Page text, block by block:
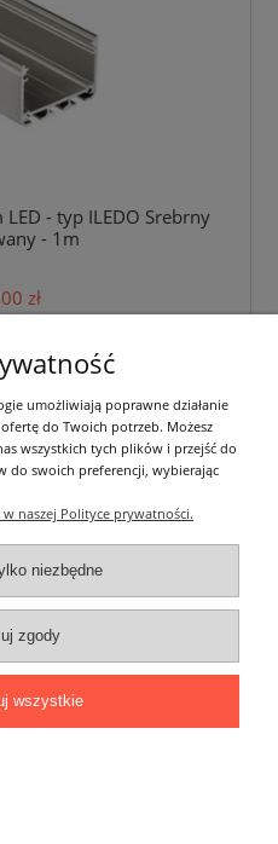
- typ ILEDO Srebrny
- 1m
zł
umożliwiają poprawne działanie
do Twoich potrzeb. Możesz
wszystkich tych plików i przejść do
do swoich preferencji, wybierając
naszej Polityce prywatności.
niezbędne
zgody
wszystkie